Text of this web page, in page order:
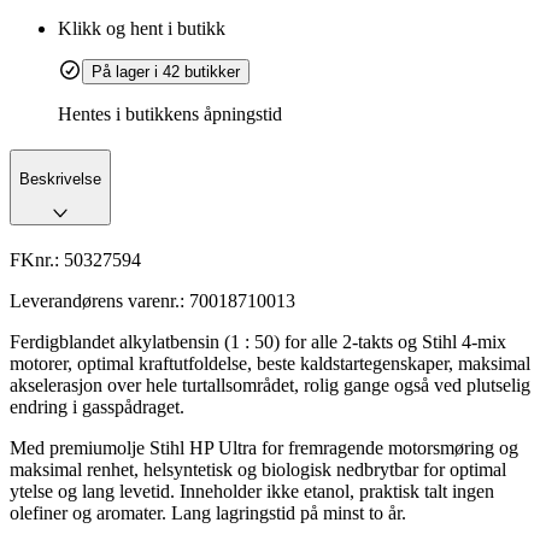
Klikk og hent i butikk
På lager i 42 butikker
Hentes i butikkens åpningstid
Beskrivelse
FKnr.: 50327594
Leverandørens varenr.: 70018710013
Ferdigblandet alkylatbensin (1 : 50) for alle 2-takts og Stihl 4-mix
motorer, optimal kraftutfoldelse, beste kaldstartegenskaper, maksimal
akselerasjon over hele turtallsområdet, rolig gange også ved plutselig
endring i gasspådraget.
Med premiumolje Stihl HP Ultra for fremragende motorsmøring og
maksimal renhet, helsyntetisk og biologisk nedbrytbar for optimal
ytelse og lang levetid. Inneholder ikke etanol, praktisk talt ingen
olefiner og aromater. Lang lagringstid på minst to år.